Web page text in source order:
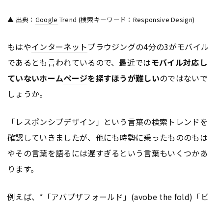
▲ 出典： Google Trend (検索キーワード：Responsive Design)
もはやインターネットブラウジングの4分の3がモバイル
であるとも言われているので、最近ではモバイル対応し
ていないホームページを探すほうが難しいのではないで
しょうか。
「レスポンシブデザイン」という言葉の検索トレンドを
確認していきましたが、他にも時勢に乗ったもののもは
やその言葉を語るには遅すぎるという言葉もいくつかあ
ります。
例えば、*「アバブザフォールド」(avobe the fold)「ビ